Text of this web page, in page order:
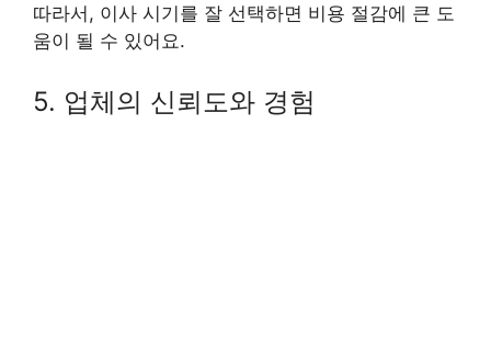
따라서, 이사 시기를 잘 선택하면 비용 절감에 큰 도
움이 될 수 있어요.
5. 업체의 신뢰도와 경험